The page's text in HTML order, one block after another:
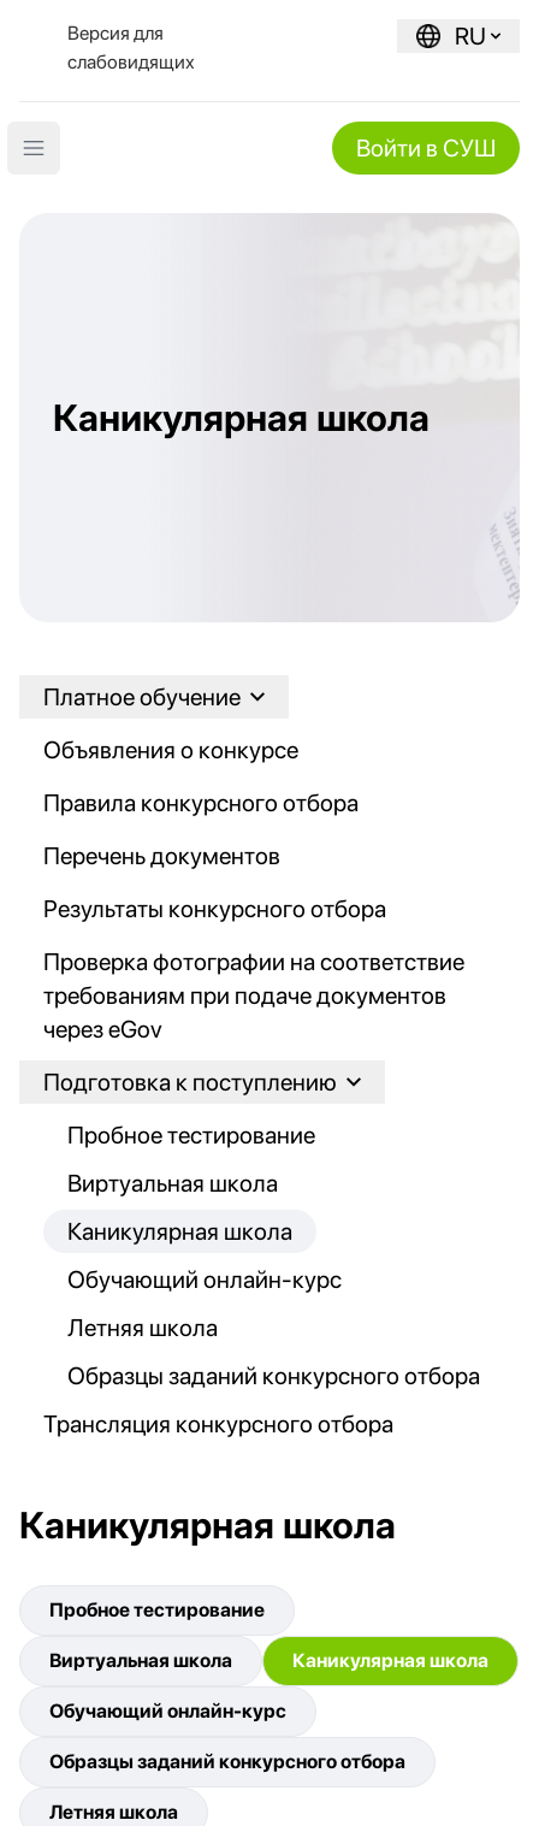
Версия для
слабовидящих
RU
Open main menu Войти в СУШ
Каникулярная школа
Платное обучение
Объявления о конкурсе
Правила конкурсного отбора
Перечень документов
Результаты конкурсного отбора
Проверка фотографии на соответствие
требованиям при подаче документов
через eGov
Подготовка к поступлению
Пробное тестирование
Виртуальная школа
Каникулярная школа
Обучающий онлайн-курс
Летняя школа
Образцы заданий конкурсного отбора
Трансляция конкурсного отбора
Каникулярная школа
Пробное тестирование
Виртуальная школа Каникулярная школа
Обучающий онлайн-курс
Образцы заданий конкурсного отбора
Летняя школа